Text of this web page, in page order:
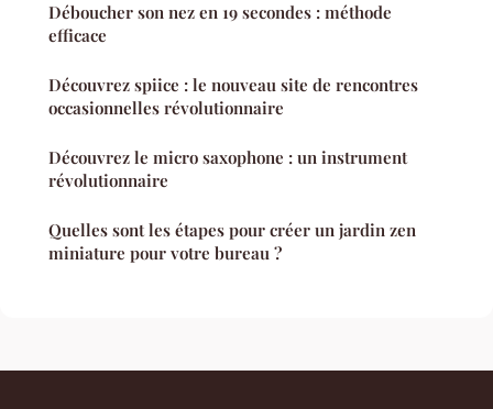
Déboucher son nez en 19 secondes : méthode
efficace
Découvrez spiice : le nouveau site de rencontres
occasionnelles révolutionnaire
Découvrez le micro saxophone : un instrument
révolutionnaire
Quelles sont les étapes pour créer un jardin zen
miniature pour votre bureau ?